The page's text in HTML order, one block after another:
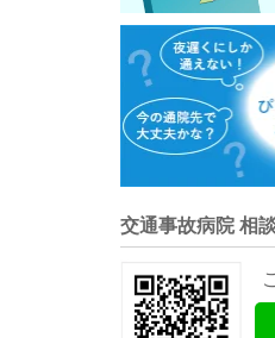
交通事故病院 相